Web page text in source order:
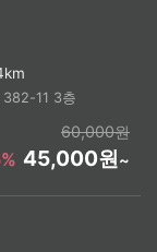
382-11 3층
60,000원
45,000원~